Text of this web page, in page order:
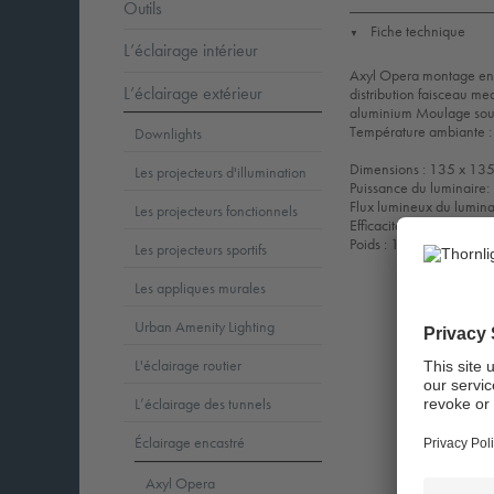
▼ Fiche technique
Axyl Opera montage
distribution faisceau
aluminium Moulage
Température ambiante
Dimensions : 135 x
Puissance du
Flux lumineux du
Efficacité lumineuse du
Poids : 1,41 kg
Outils
L’éclairage intérieur
L’éclairage extérieur
Downlights
Les projecteurs d'illumination
Les projecteurs fonctionnels
Les projecteurs sportifs
Les appliques murales
Urban Amenity Lighting
L'éclairage routier
L’éclairage des tunnels
Éclairage encastré
Axyl Opera